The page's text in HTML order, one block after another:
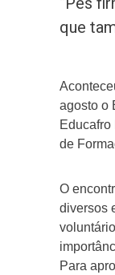
que
agosto o
de
O
diversos
Para